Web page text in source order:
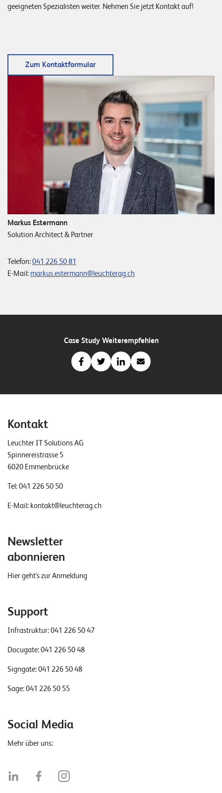
geeigneten Spezialisten weiter. Nehmen Sie jetzt Kontakt auf!
Zum Kontaktformular
Markus Estermann
Solution Architect & Partner
Telefon:041 226 50 81
E-Mail: markus.estermann@leuchterag.ch
Case Study Weiterempfehlen
Kontakt
Leuchter IT Solutions AG
Spinnereistrasse 5
6020 Emmenbrücke
Tel:041 226 50 50
E-Mail: kontakt@leuchterag.ch
Newsletter
abonnieren
Hier geht's zur Anmeldung
Support
Infrastruktur:041 226 50 47
Docugate:041 226 50 48
Signgate:041 226 50 48
Sage:041 226 50 55
Social Media
Mehr über uns: